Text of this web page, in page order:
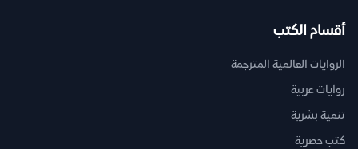
أقسام الكتب
الروايات العالمية المترجمة
روايات عربية
تنمية بشرية
كتب حصرية